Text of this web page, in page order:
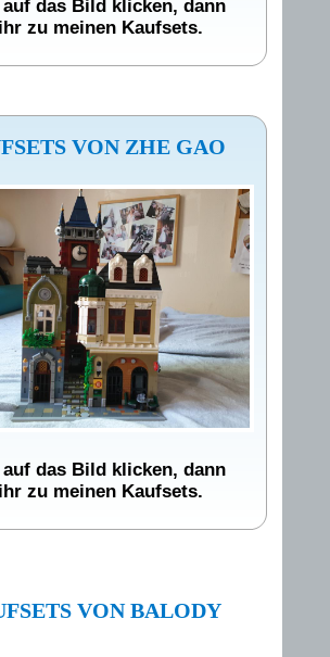
auf das Bild klicken, dann
zu meinen Kaufsets.
VON ZHE GAO
das Bild klicken, dann
zu meinen Kaufsets.
VON BALODY